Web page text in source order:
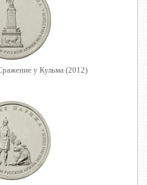
у Кульма (2012)